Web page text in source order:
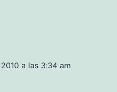
a las 3:34 am